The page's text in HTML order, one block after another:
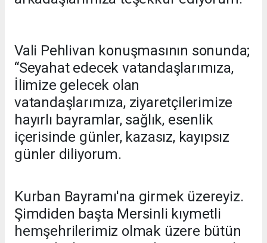
Vali Pehlivan konuşmasının sonunda;
“Seyahat edecek vatandaşlarımıza,
İlimize gelecek olan
vatandaşlarımıza, ziyaretçilerimize
hayırlı bayramlar, sağlık, esenlik
içerisinde günler, kazasız, kayıpsız
günler diliyorum.
Kurban Bayramı'na girmek üzereyiz.
Şimdiden başta Mersinli kıymetli
hemşehrilerimiz olmak üzere bütün